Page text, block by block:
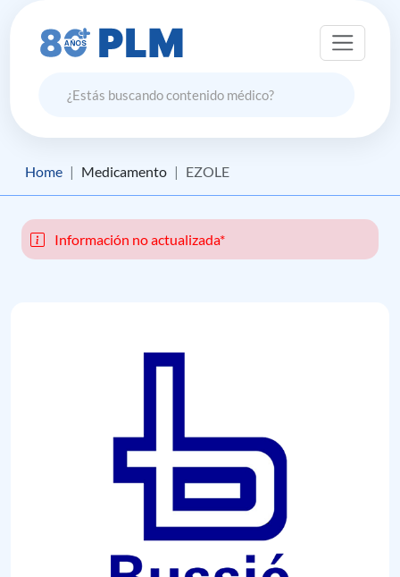
Home Medicamento EZOLE
Información no actualizada*